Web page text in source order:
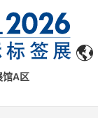
馆A区